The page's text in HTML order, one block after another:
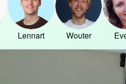
Lennart Wouter